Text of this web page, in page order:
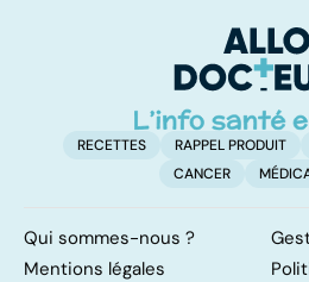
RECETTES RAPPEL PRODUIT
CANCER
Qui sommes-nous ?
Mentions légales